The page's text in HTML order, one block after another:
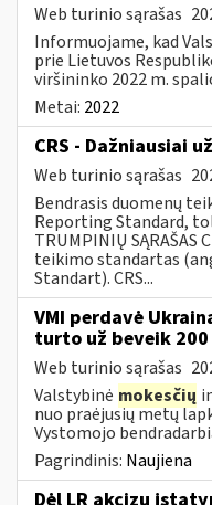
Web turinio sąrašas
Informuojame, kad
prie Lietuvos
viršininko 2022 m.
Metai: 2022
CRS - Dažniausiai
Web turinio sąrašas
Bendrasis duomenų
Reporting Standard,
TRUMPINIŲ SĄRAŠAS
teikimo standartas
Standart). CRS...
VMI perdavė
turto už beveik
Web turinio sąrašas
Valstybinė mokesčių
nuo praėjusių metų
Vystomojo
Pagrindinis: Naujiena
Dėl LR akcizų